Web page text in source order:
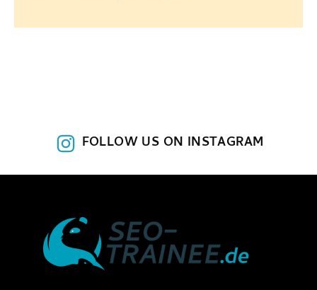
FOLLOW US ON INSTAGRAM